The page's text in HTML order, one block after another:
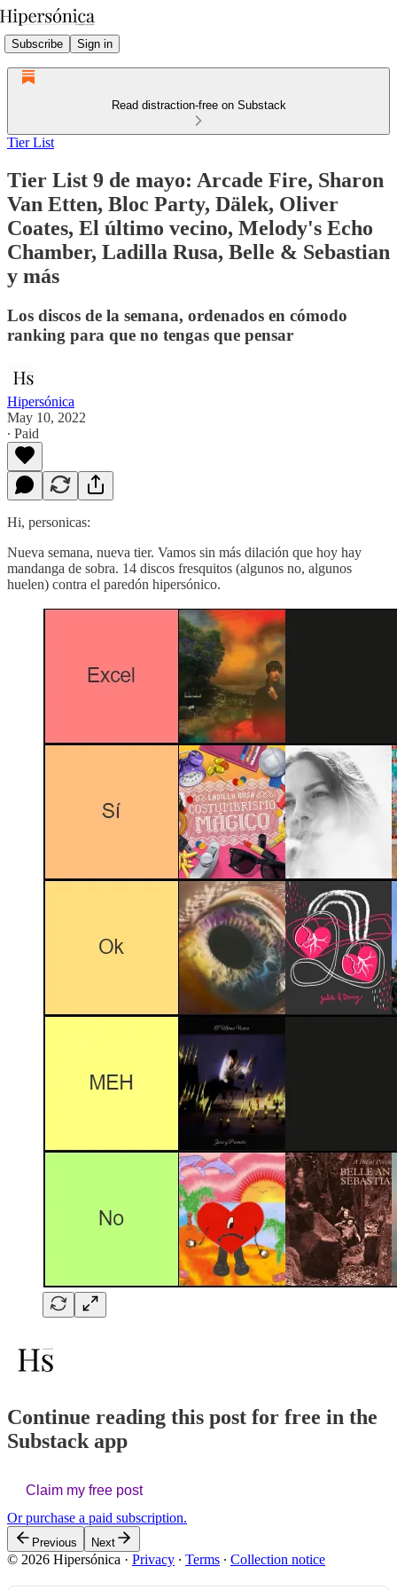
Subscribe Sign in
Read distraction-free on Substack
Tier List
Tier List 9 de mayo: Arcade Fire, Sharon
Van Etten, Bloc Party, Dälek, Oliver
Coates, El último vecino, Melody's Echo
Chamber, Ladilla Rusa, Belle & Sebastian
y más
Los discos de la semana, ordenados en cómodo
ranking para que no tengas que pensar
Hipersónica
May 10, 2022
∙ Paid
Hi, personicas:
Nueva semana, nueva tier. Vamos sin más dilación que hoy hay
mandanga de sobra. 14 discos fresquitos (algunos no, algunos
huelen) contra el paredón hipersónico.
Continue reading this post for free in the
Substack app
Claim my free post
Or purchase a paid subscription.
Previous Next
© 2026 Hipersónica · Privacy ∙ Terms ∙ Collection notice